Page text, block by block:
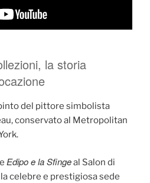
la storia
del pittore simbolista
conservato al Metropolitan
Edipo e la Sfingeal Salon di
celebre e prestigiosa sede